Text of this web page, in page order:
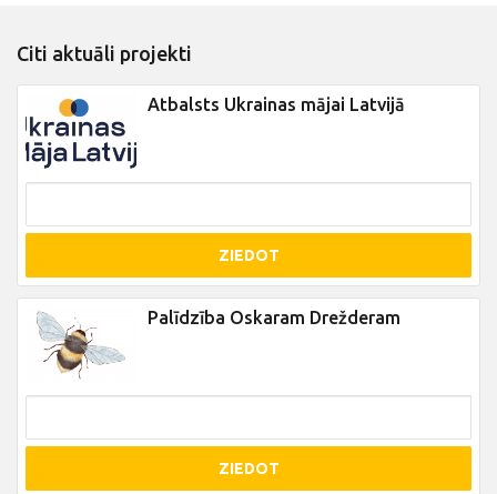
Citi aktuāli projekti
Atbalsts Ukrainas mājai Latvijā
ZIEDOT
Palīdzība Oskaram Drežderam
ZIEDOT